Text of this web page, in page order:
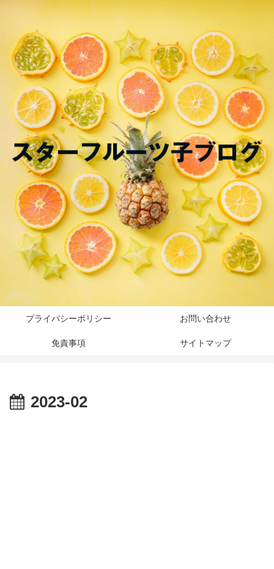
プライバシーポリシー お問い合わせ
免責事項 サイトマップ
2023-02